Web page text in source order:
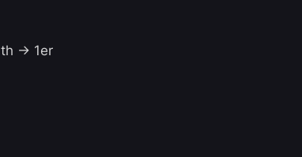
-> 1er